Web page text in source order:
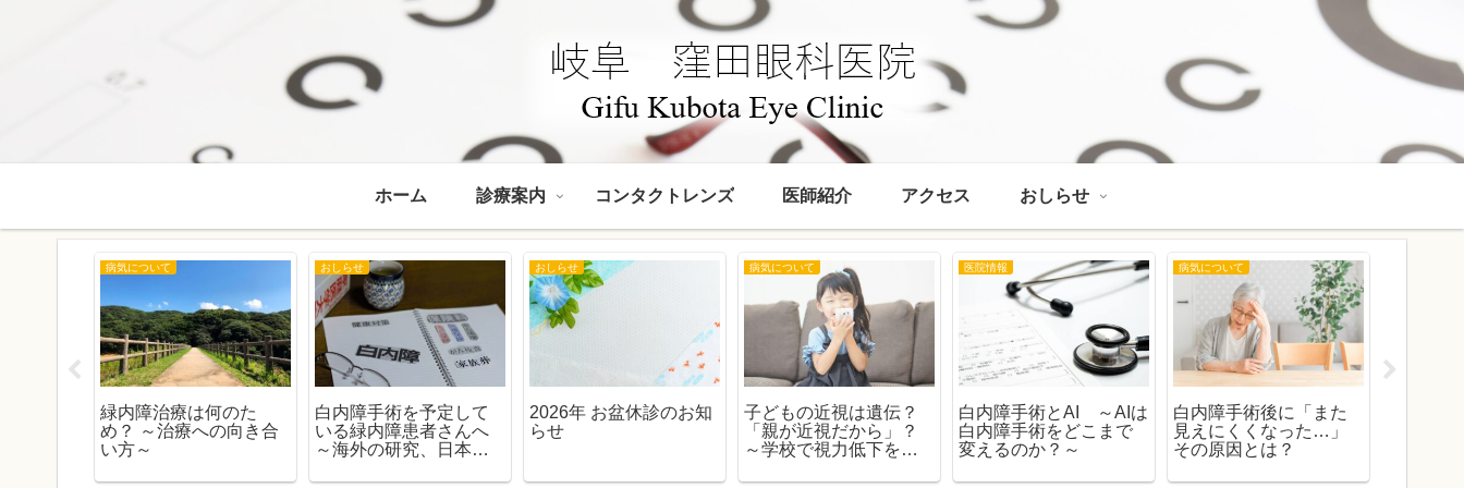
ホーム 診療案内 コンタクトレンズ 医師紹介 アクセス おしらせ
病気について
緑内障治療は何のた
め？ ～治療への向き合
い方～
おしらせ
白内障手術を予定して
いる緑内障患者さんへ
～海外の研究、日本人
おしらせ
2026年 お盆休診のお知
らせ
病気について
子どもの近視は遺伝？
「親が近視だから」？
～学校で視力低下を指
医院情報
白内障手術とAI ～AIは
白内障手術をどこまで
変えるのか？～
病気について
白内障手術後に「また
見えにくくなった…」
その原因とは？